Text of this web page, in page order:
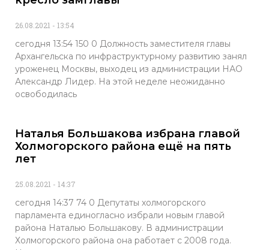
26.08.2021 13:54
сегодня 13:54 150 0 Должность заместителя главы
Архангельска по инфраструктурному развитию занял
уроженец Москвы, выходец из администрации НАО
Александр Лидер. На этой неделе неожиданно
освободилась
Наталья Большакова избрана главой
Холмогорского района ещё на пять
лет
25.08.2021 14:37
сегодня 14:37 74 0 Депутаты холмогорского
парламента единогласно избрали новым главой
района Наталью Большакову. В администрации
Холмогорского района она работает с 2008 года.